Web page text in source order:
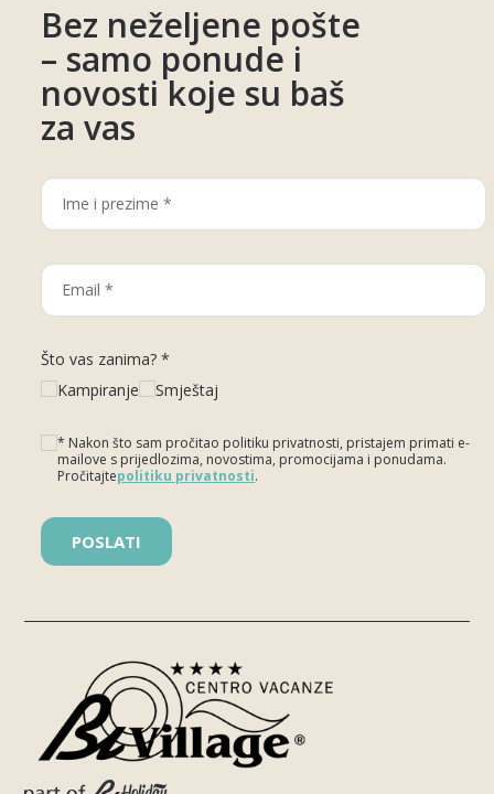
Bez neželjene pošte
– samo ponude i
novosti koje su baš
za vas
Što vas zanima? *
Kampiranje
Smještaj
* Nakon što sam pročitao politiku privatnosti, pristajem primati e-
mailove s prijedlozima, novostima, promocijama i ponudama.
Pročitajtepolitiku privatnosti.
Please leave this field empty.